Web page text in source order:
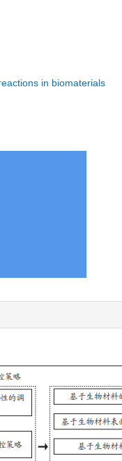
in biomaterials